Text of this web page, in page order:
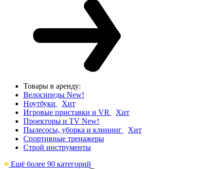
Товары в аренду:
Велосипеды New!
Ноутбуки
Хит
Игровые приставки и VR
Хит
Проекторы и TV New!
Пылесосы, уборка и клининг
Хит
Спортивные тренажеры
Строй инструменты
Ещё более 90 категорий